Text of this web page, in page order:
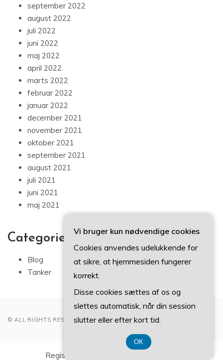
september 2022
august 2022
juli 2022
juni 2022
maj 2022
april 2022
marts 2022
februar 2022
januar 2022
december 2021
november 2021
oktober 2021
september 2021
august 2021
juli 2021
juni 2021
maj 2021
Categories
Blog
Tanker
© ALL RIGHTS RESERVED 2022
Registreringsnummer DK-3740 7739
Vi bruger kun nødvendige cookies
Cookies anvendes udelukkende for
at sikre, at hjemmesiden fungerer
korrekt.
Disse cookies sættes af os og
slettes automatisk, når din session
slutter eller efter kort tid.
OK